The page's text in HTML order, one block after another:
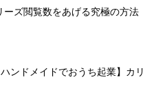
ーズ閲覧数をあげる究極の方法
ンドメイドでおうち起業】カ